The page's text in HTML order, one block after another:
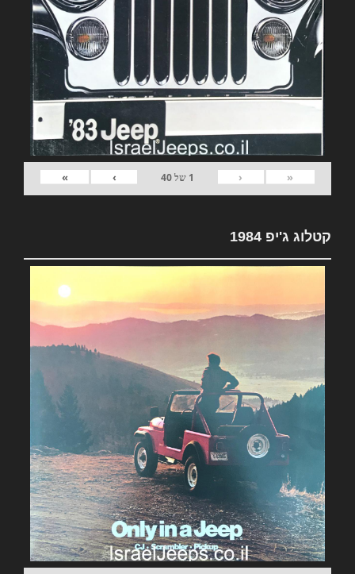
«
‹
1 של40
›
»
קטלוג ג'יפ 1984